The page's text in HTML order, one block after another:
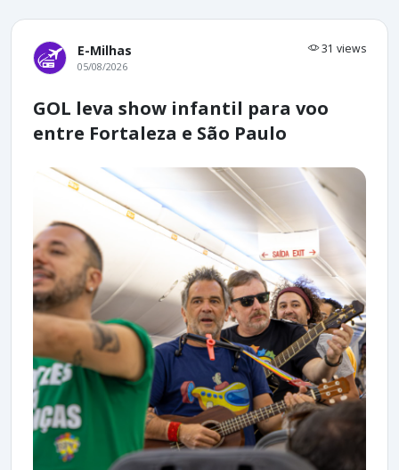
E-Milhas 31 views
05/08/2026
GOL leva show infantil para voo
entre Fortaleza e São Paulo